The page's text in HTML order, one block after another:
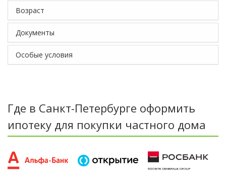
Возраст
Документы
Особые условия
Где в Санкт-Петербурге оформить
ипотеку для покупки частного дома